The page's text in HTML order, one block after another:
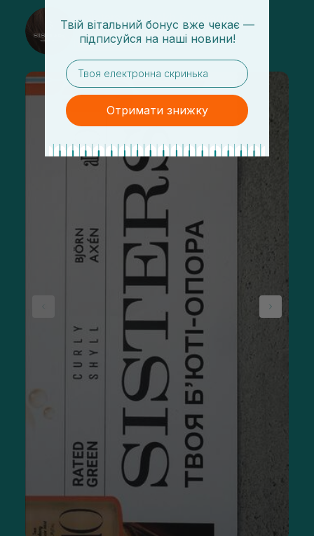
@sisters_stelmakh в Instagram
Підписатися
Твій вітальний бонус вже чекає —
підписуйся на наші новини!
email
Отримати знижку